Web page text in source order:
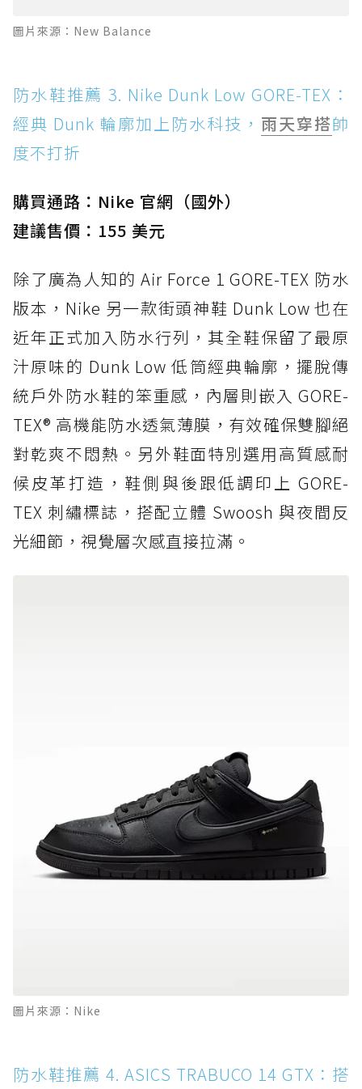
圖片來源：New Balance
防水鞋推薦 3. Nike Dunk Low GORE-TEX：
經典 Dunk 輪廓加上防水科技， 雨天穿搭帥
度不打折
購買通路：Nike 官網（國外）
建議售價：155 美元
除了廣為人知的 Air Force 1 GORE-TEX 防水
版本，Nike 另一款街頭神鞋 Dunk Low 也在
近年正式加入防水行列，其全鞋保留了最原
汁原味的 Dunk Low 低筒經典輪廓，擺脫傳
統戶外防水鞋的笨重感，內層則嵌入 GORE-
TEX® 高機能防水透氣薄膜，有效確保雙腳絕
對乾爽不悶熱。另外鞋面特別選用高質感耐
候皮革打造，鞋側與後跟低調印上 GORE-
TEX 刺繡標誌，搭配立體 Swoosh 與夜間反
光細節，視覺層次感直接拉滿。
圖片來源：Nike
防水鞋推薦 4. ASICS TRABUCO 14 GTX：搭